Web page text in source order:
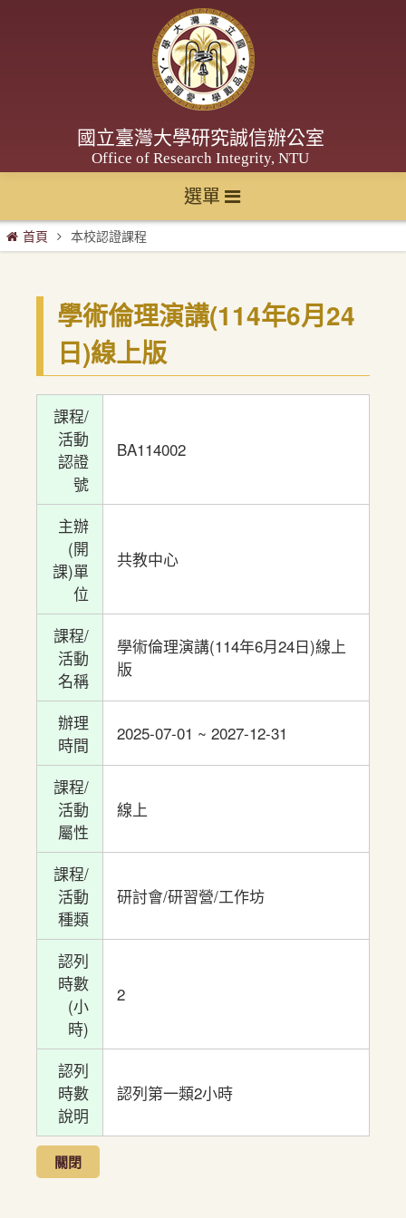
國立臺灣大學研究誠信辦公室
Office of Research Integrity, NTU
選單
首頁 本校認證課程
學術倫理演講(114年6月24
日)線上版
課程/
活動
認證
號
BA114002
主辦
(開
課)單
位
共教中心
課程/
活動
名稱
學術倫理演講(114年6月24日)線上
版
辦理
時間
2025-07-01 ~ 2027-12-31
課程/
活動
屬性
線上
課程/
活動
種類
研討會/研習營/工作坊
認列
時數
(小
時)
2
認列
時數
說明
認列第一類2小時
關閉